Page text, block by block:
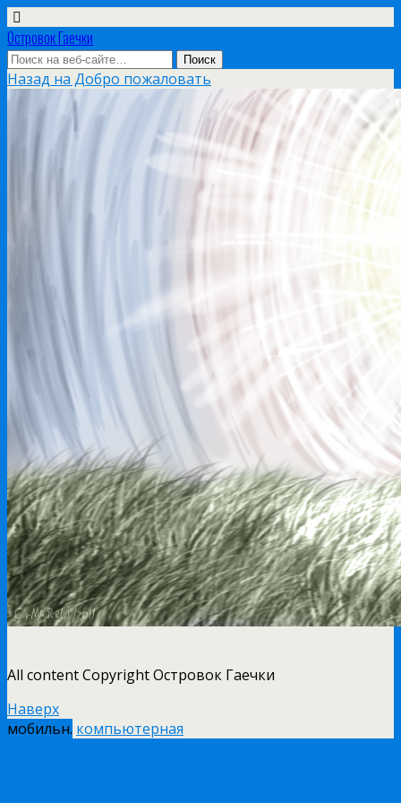
Островок Гаечки
Назад на Добро пожаловать
All content Copyright Островок Гаечки
Наверх
мобильн. компьютерная